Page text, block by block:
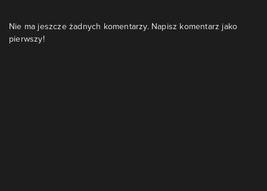
Nie ma jeszcze żadnych komentarzy. Napisz komentarz jako
pierwszy!